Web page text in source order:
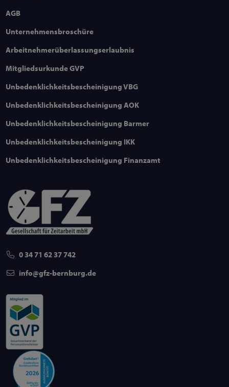
0 34 71 62 37 742
info
gfz-bernburg de
AGB
Unternehmensbroschüre
Arbeitnehmerüberlassungserlaubnis
Mitgliedsurkunde GVP
Unbedenklichkeitsbescheinigung VBG
Unbedenklichkeitsbescheinigung AOK
Unbedenklichkeitsbescheinigung Barmer
Unbedenklichkeitsbescheinigung IKK
Unbedenklichkeitsbescheinigung Finanzamt